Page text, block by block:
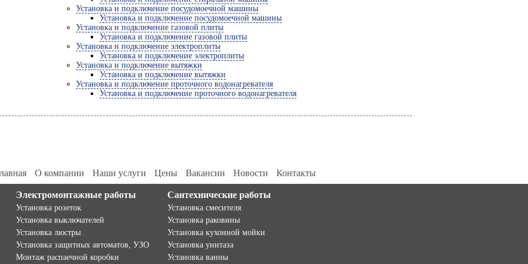
Установка и подключение посудомоечной машины
Установка и подключение посудомоечной машины
Установка и подключение газовой плиты
Установка и подключение газовой плиты
Установка и подключение электроплиты
Установка и подключение электроплиты
Установка и подключение вытяжки
Установка и подключение вытяжки
Установка и подключение проточного водонагревателя
Установка и подключение проточного водонагревателя
О компании Наши услуги Цены Вакансии Новости Контакты
Электромонтажные работы
Установка розеток
Установка выключателей
Установка люстры
Установка защитных автоматов, УЗО
Монтаж распаечной коробки
Сантехнические работы
Установка смесителя
Установка раковины
Установка кухонной мойки
Установка унитаза
Установка ванны